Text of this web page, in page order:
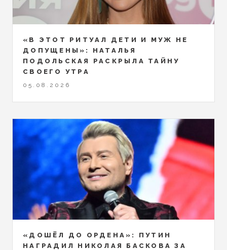
«В ЭТОТ РИТУАЛ ДЕТИ И МУЖ НЕ
ДОПУЩЕНЫ»: НАТАЛЬЯ
ПОДОЛЬСКАЯ РАСКРЫЛА ТАЙНУ
СВОЕГО УТРА
05.08.2026
«ДОШЁЛ ДО ОРДЕНА»: ПУТИН
НАГРАДИЛ НИКОЛАЯ БАСКОВА ЗА